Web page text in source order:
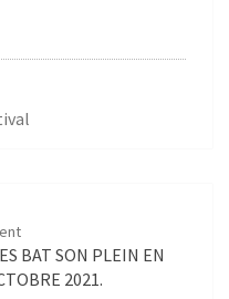
BAT SON PLEIN EN
2021.